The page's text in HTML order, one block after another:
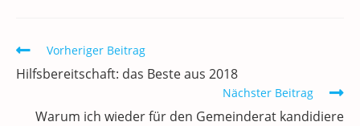
o
k
Weitere
Artikel
ansehen
Vorheriger Beitrag
Hilfsbereitschaft: das Beste aus 2018
Nächster Beitrag
Warum ich wieder für den Gemeinderat kandidiere